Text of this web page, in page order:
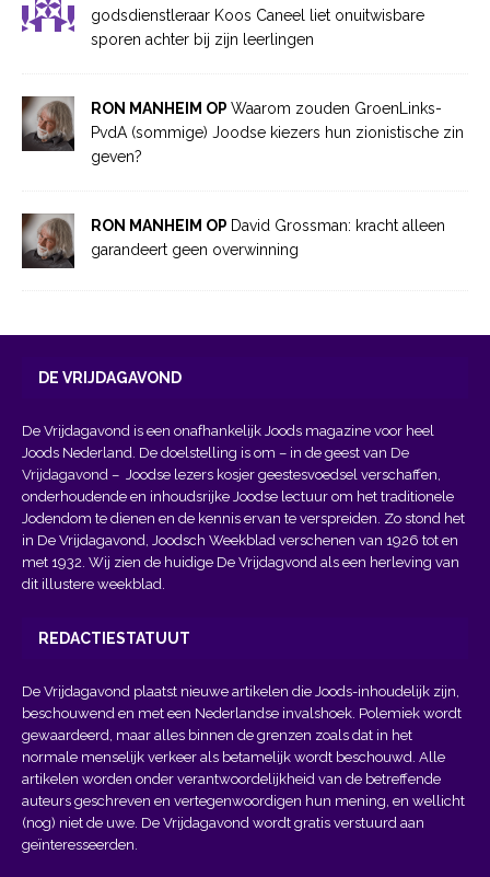
godsdienstleraar Koos Caneel liet onuitwisbare
sporen achter bij zijn leerlingen
RON MANHEIM OP Waarom zouden GroenLinks-
PvdA (sommige) Joodse kiezers hun zionistische zin
geven?
RON MANHEIM OP David Grossman: kracht alleen
garandeert geen overwinning
DE VRIJDAGAVOND
De Vrijdagavond is een onafhankelijk Joods magazine voor heel
Joods Nederland. De doelstelling is om – in de geest van De
Vrijdagavond – Joodse lezers kosjer geestesvoedsel verschaffen,
onderhoudende en inhoudsrijke Joodse lectuur om het traditionele
Jodendom te dienen en de kennis ervan te verspreiden. Zo stond het
in De Vrijdagavond, Joodsch Weekblad verschenen van 1926 tot en
met 1932. Wij zien de huidige De Vrijdagvond als een herleving van
dit illustere weekblad.
REDACTIESTATUUT
De Vrijdagavond plaatst nieuwe artikelen die Joods-inhoudelijk zijn,
beschouwend en met een Nederlandse invalshoek. Polemiek wordt
gewaardeerd, maar alles binnen de grenzen zoals dat in het
normale menselijk verkeer als betamelijk wordt beschouwd. Alle
artikelen worden onder verantwoordelijkheid van de betreffende
auteurs geschreven en vertegenwoordigen hun mening, en wellicht
(nog) niet de uwe. De Vrijdagavond wordt gratis verstuurd aan
geïnteresseerden.